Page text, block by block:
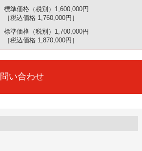
標準価格（税別）1,600,000円
［税込価格 1,760,000円］
標準価格（税別）1,700,000円
［税込価格 1,870,000円］
い合わせ